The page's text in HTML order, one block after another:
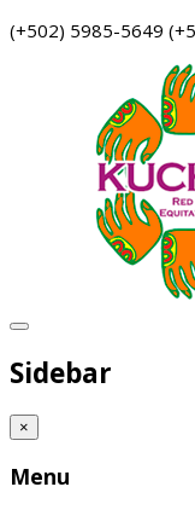
(+502) 5985-5649
Sidebar
×
Menu